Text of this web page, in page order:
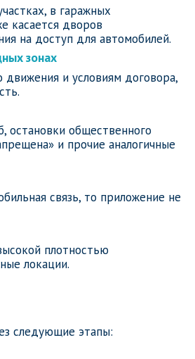
в гаражных
касается дворов
на доступ для автомобилей.
зонах
и условиям договора,
остановки общественного
и прочие аналогичные
связь, то приложение не
плотностью
локации.
следующие этапы: